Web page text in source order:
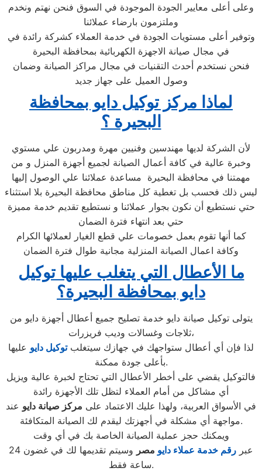
وعلى أعلى معايير الجودة الموجودة في السوق فنحن نهتم ونخدم
وملتزمون بارضاء عملائنا
وتوفير أعلى مستويات الجودة في خدمة العملاء كشركة رائدة في
في مجال صيانة الاجهزة الكهربائية بمحافظة البحيرة
فنحن نستخدم أحدث التقنيات في مجال مراكز الصيانة وضمان
وصول العميل على جهاز جديد
لماذا مركز توكيل دايو بمحافظة
البحيرة ؟
لأن الشركة لديها مهندسين وفنيين مهرة ومدربون علي مستوي
وخبرة عالية في كافة أعمال الصيانة لجميع أجهزة المنزل و من
مهمتنا في محافظة البحيرة مساعدة عملائنا علي الوصول إليها
ليس ذلك فحسب بل تغطية كل مناطق محافظة البحيرة بلا استثناء
حتي نستطيع أن نكون بجوار عملائنا و نستطيع تقديم خدمة مميزة
حتي بعد انتهاء فترة الضمان
كما أنها تقوم بعمل خصومات علي قطع الغيار لعملائها الكرام
وكافة اعمال الصيانة المنزلية مجانية طوال فترة الضمان
ما الأعطال التي يتغلب عليها توكيل
دايو بمحافظة البحيرة؟
يتولى توكيل صيانة دايو خدمة تصليح جميع أعطال أجهزة دايو من
ثلاجات وغسالات وديب فريزرات،
لذا فإن أي أعطال ستواجهك في جهازك سيتغلبتوكيل دايو عليها
بأعلى جودة ممكنة.
فالتوكيل يقضي على أخطر الأعطال التي تحتاج لخبرة عالية ويزيل
أي مشاكل من أمام العملاء لتظل تلك الأجهزة رائدة
في الأسواق العربية، ولهذا عليك الاعتماد على مركز صيانة دايو عند
مواجهة أي مشكلة في أجهزتك ليقدم لك الصيانة المتكافئة.
ويمكنك حجز عملية الصيانة الخاصة بك في أي وقت
عبر رقم خدمة عملاء دايو مصر
وسيتم تقديمها لك في غضون 24
ساعة فقط.